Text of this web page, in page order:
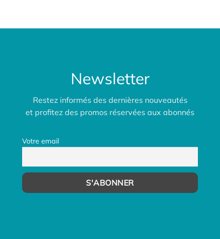
Newsletter
Restez informés des dernières nouveautés
et profitez des promos réservées aux abonnés
Votre email